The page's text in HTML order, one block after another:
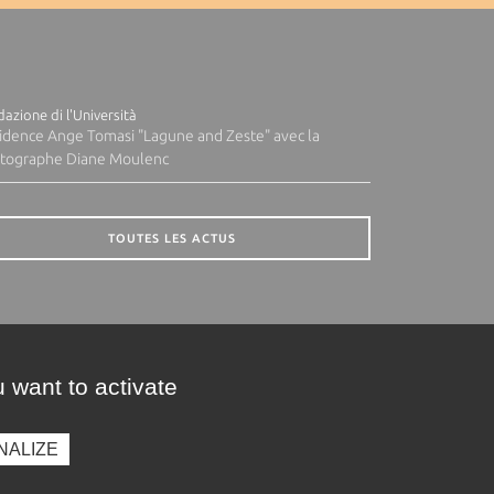
di l'Università
Ange Tomasi "Lagune and Zeste" avec la
Diane Moulenc
TOUTES LES ACTUS
want to activate